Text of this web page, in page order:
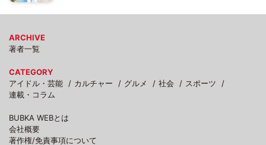
ARCHIVE
著者一覧
CATEGORY
アイドル・芸能
カルチャー グルメ 社会
スポーツ
連載・コラム
BUBKA WEBとは
会社概要
著作権/免責事項について